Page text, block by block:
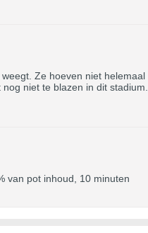
Ze hoeven niet
niet te blazen in dit
van pot inhoud, 10 minuten